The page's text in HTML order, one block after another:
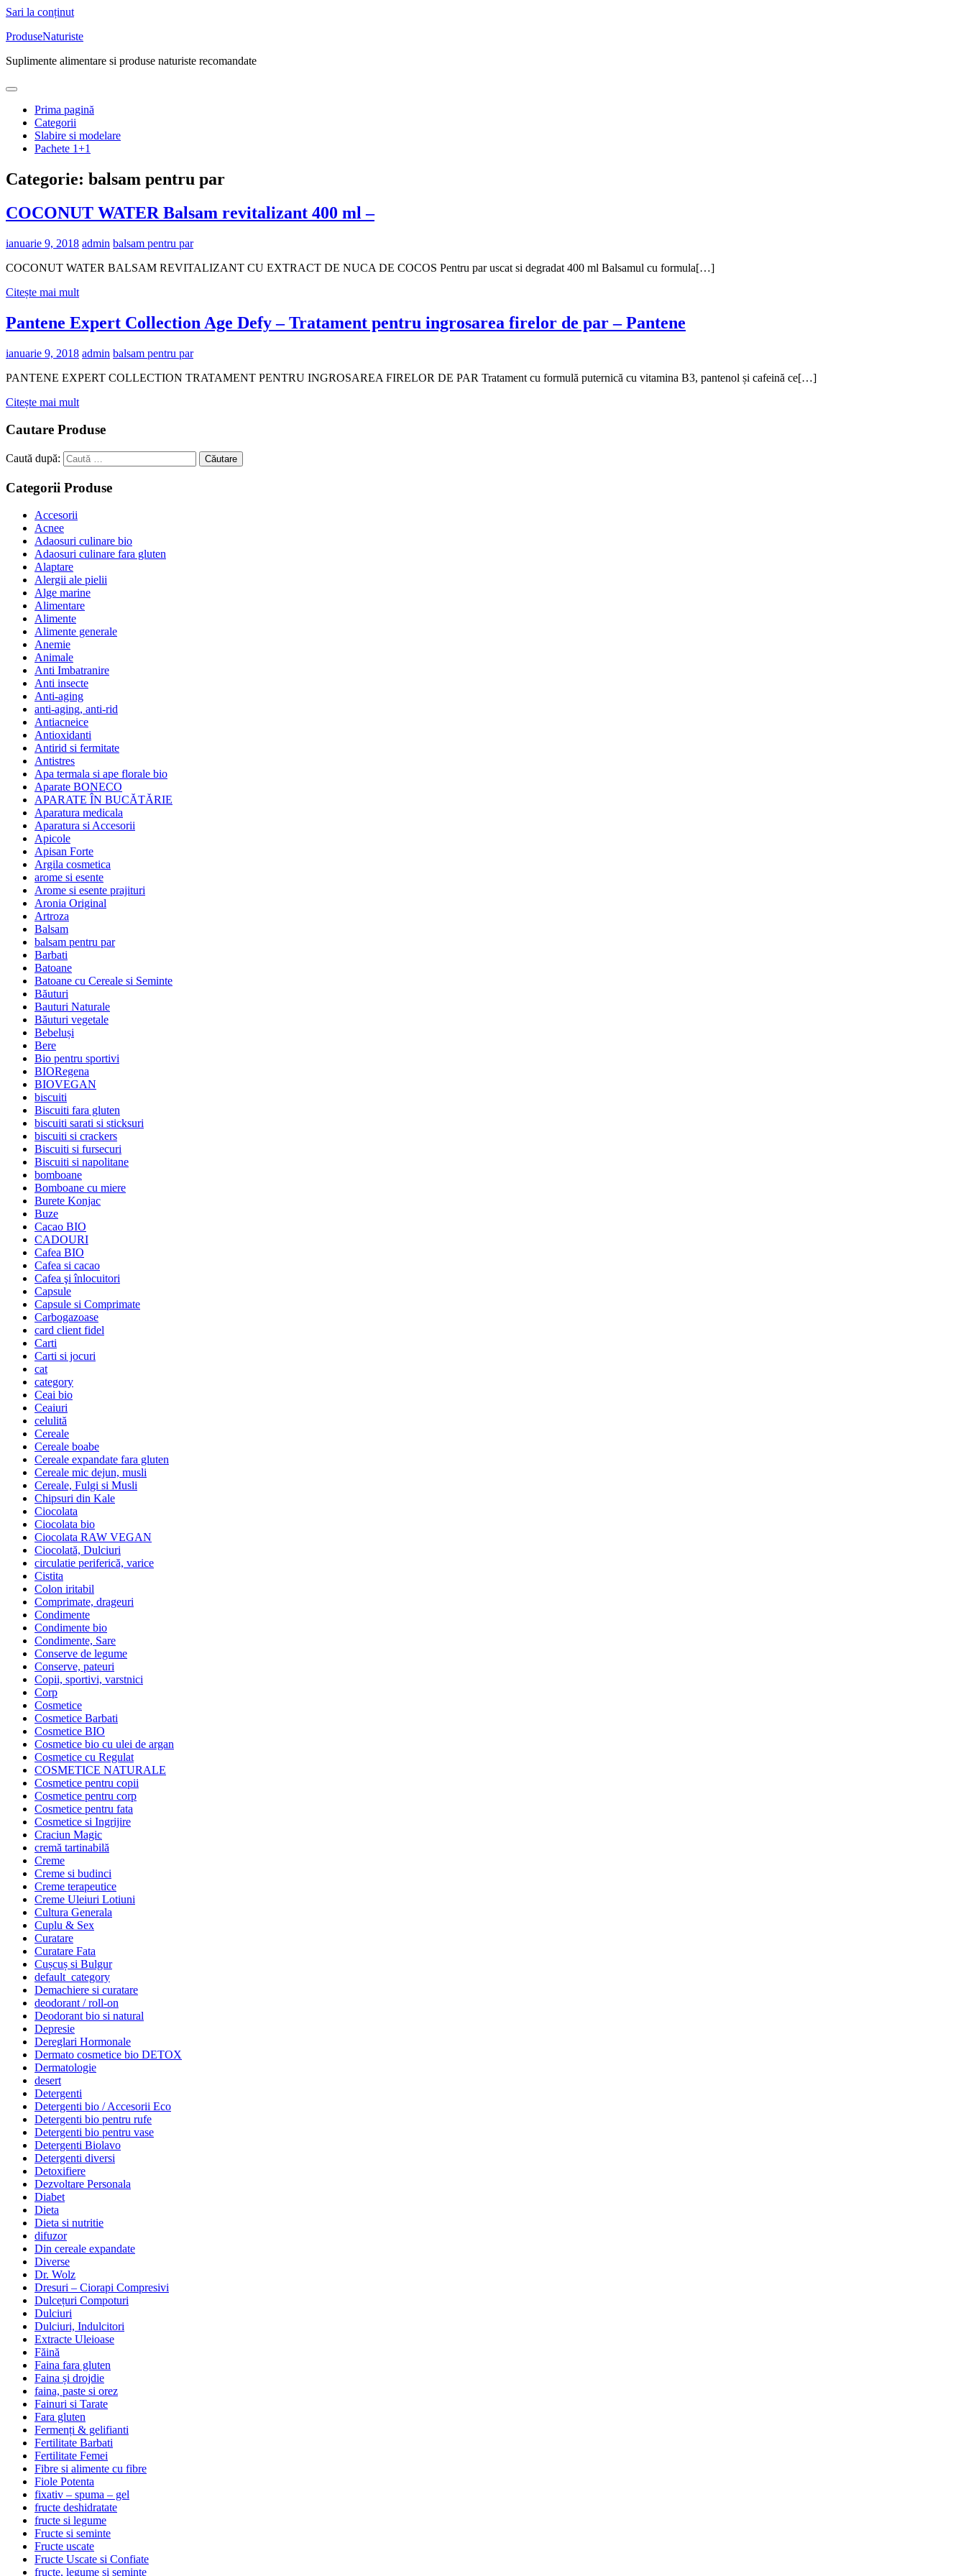
Sari la conținut
ProduseNaturiste
Suplimente alimentare si produse naturiste recomandate
Prima pagină
Categorii
Slabire si modelare
Pachete 1+1
Categorie: balsam pentru par
COCONUT WATER Balsam revitalizant 400 ml –
ianuarie 9, 2018 admin balsam pentru par
COCONUT WATER BALSAM REVITALIZANT CU EXTRACT DE NUCA DE COCOS Pentru par uscat si degradat 400 ml Balsamul cu formula[…]
Citește mai mult
Pantene Expert Collection Age Defy – Tratament pentru ingrosarea firelor de par – Pantene
ianuarie 9, 2018 admin balsam pentru par
PANTENE EXPERT COLLECTION TRATAMENT PENTRU INGROSAREA FIRELOR DE PAR Tratament cu formulă puternică cu vitamina B3, pantenol și cafeină ce[…]
Citește mai mult
Cautare Produse
Caută după: Căutare
Categorii Produse
Accesorii
Acnee
Adaosuri culinare bio
Adaosuri culinare fara gluten
Alaptare
Alergii ale pielii
Alge marine
Alimentare
Alimente
Alimente generale
Anemie
Animale
Anti Imbatranire
Anti insecte
Anti-aging
anti-aging, anti-rid
Antiacneice
Antioxidanti
Antirid si fermitate
Antistres
Apa termala si ape florale bio
Aparate BONECO
APARATE ÎN BUCĂTĂRIE
Aparatura medicala
Aparatura si Accesorii
Apicole
Apisan Forte
Argila cosmetica
arome si esente
Arome si esente prajituri
Aronia Original
Artroza
Balsam
balsam pentru par
Barbati
Batoane
Batoane cu Cereale si Seminte
Băuturi
Bauturi Naturale
Băuturi vegetale
Bebeluși
Bere
Bio pentru sportivi
BIORegena
BIOVEGAN
biscuiti
Biscuiti fara gluten
biscuiti sarati si sticksuri
biscuiti si crackers
Biscuiti si fursecuri
Biscuiti si napolitane
bomboane
Bomboane cu miere
Burete Konjac
Buze
Cacao BIO
CADOURI
Cafea BIO
Cafea si cacao
Cafea şi înlocuitori
Capsule
Capsule si Comprimate
Carbogazoase
card client fidel
Carti
Carti si jocuri
cat
category
Ceai bio
Ceaiuri
celulită
Cereale
Cereale boabe
Cereale expandate fara gluten
Cereale mic dejun, musli
Cereale, Fulgi si Musli
Chipsuri din Kale
Ciocolata
Ciocolata bio
Ciocolata RAW VEGAN
Ciocolată, Dulciuri
circulatie periferică, varice
Cistita
Colon iritabil
Comprimate, drageuri
Condimente
Condimente bio
Condimente, Sare
Conserve de legume
Conserve, pateuri
Copii, sportivi, varstnici
Corp
Cosmetice
Cosmetice Barbati
Cosmetice BIO
Cosmetice bio cu ulei de argan
Cosmetice cu Regulat
COSMETICE NATURALE
Cosmetice pentru copii
Cosmetice pentru corp
Cosmetice pentru fata
Cosmetice si Ingrijire
Craciun Magic
cremă tartinabilă
Creme
Creme si budinci
Creme terapeutice
Creme Uleiuri Lotiuni
Cultura Generala
Cuplu & Sex
Curatare
Curatare Fata
Cușcuș si Bulgur
default_category
Demachiere si curatare
deodorant / roll-on
Deodorant bio si natural
Depresie
Dereglari Hormonale
Dermato cosmetice bio DETOX
Dermatologie
desert
Detergenti
Detergenti bio / Accesorii Eco
Detergenti bio pentru rufe
Detergenti bio pentru vase
Detergenti Biolavo
Detergenti diversi
Detoxifiere
Dezvoltare Personala
Diabet
Dieta
Dieta si nutritie
difuzor
Din cereale expandate
Diverse
Dr. Wolz
Dresuri – Ciorapi Compresivi
Dulcețuri Compoturi
Dulciuri
Dulciuri, Indulcitori
Extracte Uleioase
Făină
Faina fara gluten
Faina și drojdie
faina, paste si orez
Fainuri si Tarate
Fara gluten
Fermenți & gelifianti
Fertilitate Barbati
Fertilitate Femei
Fibre si alimente cu fibre
Fiole Potenta
fixativ – spuma – gel
fructe deshidratate
fructe si legume
Fructe si seminte
Fructe uscate
Fructe Uscate si Confiate
fructe, legume si seminte